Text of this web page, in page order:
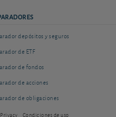
depósitos y seguros
de ETF
de fondos
de acciones
de obligaciones
Privacy Condiciones de uso